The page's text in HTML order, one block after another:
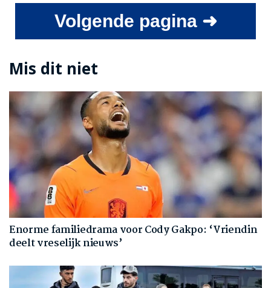
Volgende pagina ➜
Mis dit niet
Enorme familiedrama voor Cody Gakpo: ‘Vriendin
deelt vreselijk nieuws’